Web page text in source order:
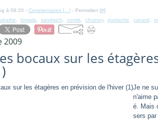
à 08:20 - Commentaires [ ] - Permalien [#]
tomate sandwich comté chutney, quetsche canard
2009
bocaux sur les
Je ne
n'aime
é. Mais
sers par